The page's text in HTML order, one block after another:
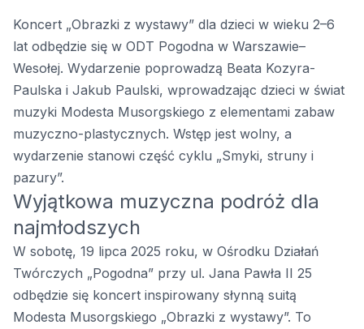
Koncert „Obrazki z wystawy” dla dzieci w wieku 2–6
lat odbędzie się w ODT Pogodna w Warszawie–
Wesołej. Wydarzenie poprowadzą Beata Kozyra-
Paulska i Jakub Paulski, wprowadzając dzieci w świat
muzyki Modesta Musorgskiego z elementami zabaw
muzyczno-plastycznych. Wstęp jest wolny, a
wydarzenie stanowi część cyklu „Smyki, struny i
pazury”.
Wyjątkowa muzyczna podróż dla
najmłodszych
W sobotę, 19 lipca 2025 roku, w Ośrodku Działań
Twórczych „Pogodna” przy ul. Jana Pawła II 25
odbędzie się koncert inspirowany słynną suitą
Modesta Musorgskiego „Obrazki z wystawy”. To